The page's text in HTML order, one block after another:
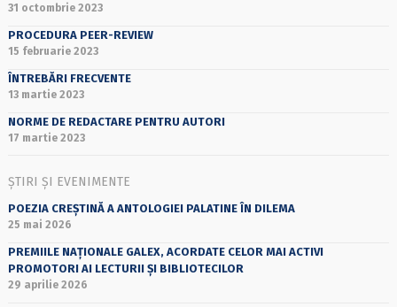
31 octombrie 2023
PROCEDURA PEER-REVIEW
15 februarie 2023
ÎNTREBĂRI FRECVENTE
13 martie 2023
NORME DE REDACTARE PENTRU AUTORI
17 martie 2023
ȘTIRI ȘI EVENIMENTE
POEZIA CREȘTINĂ A ANTOLOGIEI PALATINE ÎN DILEMA
25 mai 2026
PREMIILE NAȚIONALE GALEX, ACORDATE CELOR MAI ACTIVI
PROMOTORI AI LECTURII ȘI BIBLIOTECILOR
29 aprilie 2026